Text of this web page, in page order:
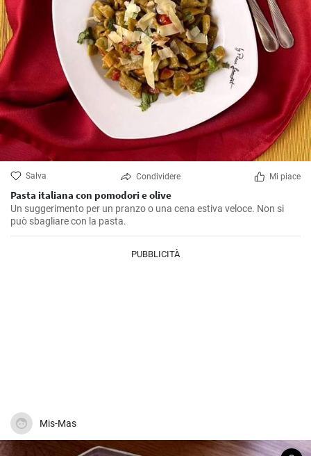
Salva Condividere Mi piace
Pasta italiana con pomodori e olive
Un suggerimento per un pranzo o una cena estiva veloce. Non si
può sbagliare con la pasta.
PUBBLICITÀ
Mis-Mas